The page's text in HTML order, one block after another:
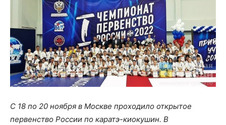
С 18 по 20 ноября в Москве проходило открытое
первенство России по каратэ-киокушин. В